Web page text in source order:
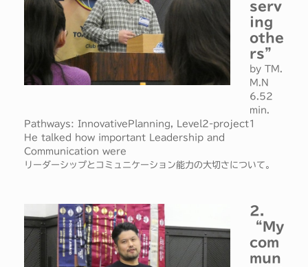
serv
ing
othe
rs”
by TM.
M.N
6.52
min.
Pathways: InnovativePlanning, Level2-project1
He talked how important Leadership and
Communication were
リーダーシップとコミュニケーション能力の大切さについて。
2.
“My
com
mun